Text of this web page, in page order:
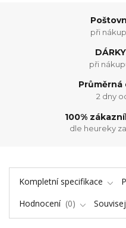
při
při
Průměrná
2 dny
100%
dle heureky
Kompletní specifikace
Hodnocení
0